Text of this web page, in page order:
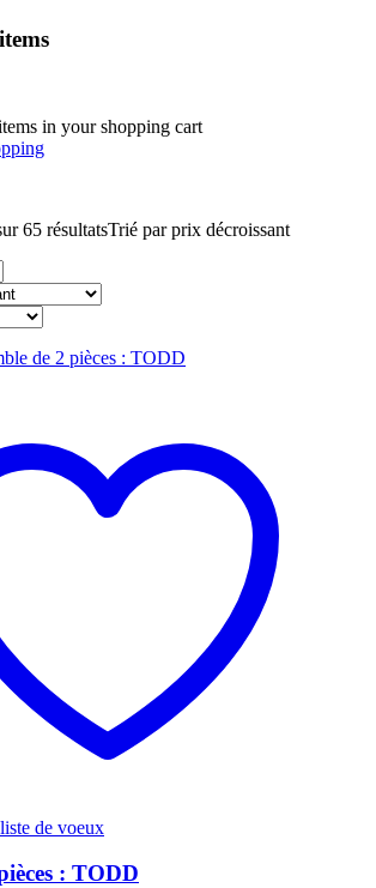
in your shopping cart
65 résultatsTrié par prix décroissant
de voeux
: TODD